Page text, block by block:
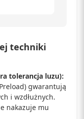
techniki
tolerancja luzu):
gwarantują
i wzdłużnych.
nakazuje mu